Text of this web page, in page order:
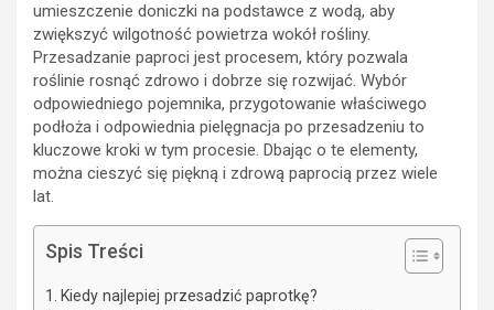
umieszczenie doniczki na podstawce z wodą, aby
zwiększyć wilgotność powietrza wokół rośliny.
Przesadzanie paproci jest procesem, który pozwala
roślinie rosnąć zdrowo i dobrze się rozwijać. Wybór
odpowiedniego pojemnika, przygotowanie właściwego
podłoża i odpowiednia pielęgnacja po przesadzeniu to
kluczowe kroki w tym procesie. Dbając o te elementy,
można cieszyć się piękną i zdrową paprocią przez wiele
lat.
Spis Treści
Kiedy najlepiej przesadzić paprotkę?